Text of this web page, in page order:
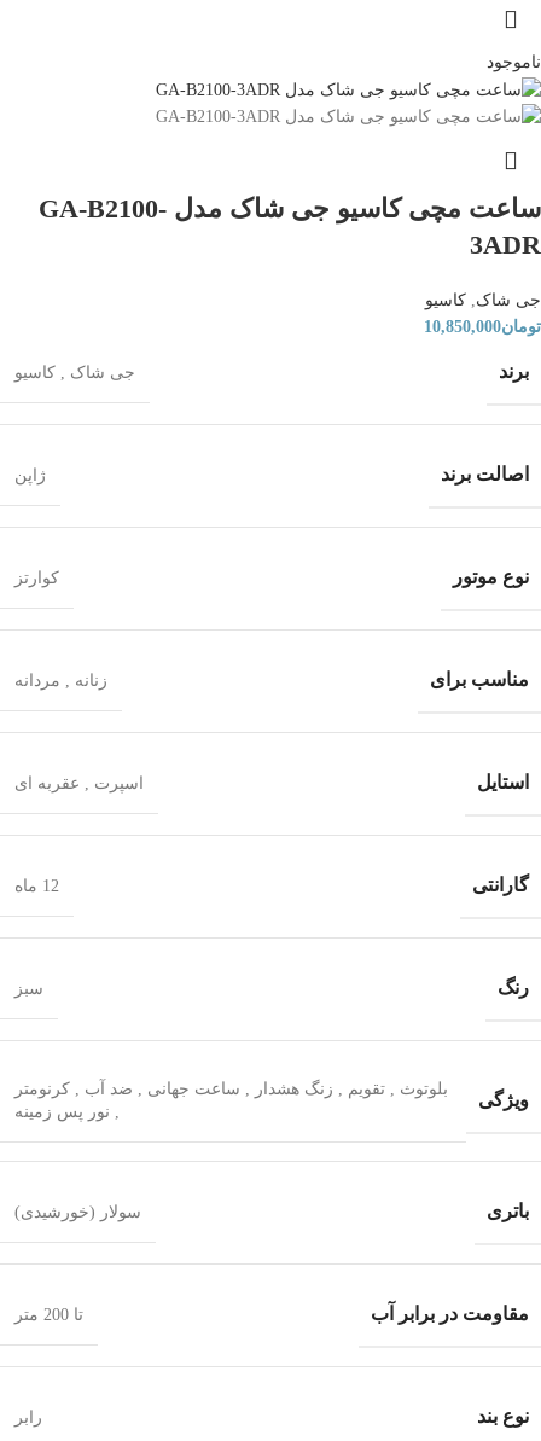
ناموجود
ساعت مچی کاسیو جی شاک مدل GA-B2100-
3ADR
جی شاک, کاسیو
تومان10,850,000
برند جی شاک , کاسیو
اصالت برند ژاپن
نوع موتور کوارتز
مناسب برای زنانه , مردانه
استایل اسپرت , عقربه ای
گارانتی 12 ماه
رنگ سبز
ویژگی بلوتوث , تقویم , زنگ هشدار , ساعت جهانی , ضد آب , کرنومتر
, نور پس زمینه
باتری سولار (خورشیدی)
مقاومت در برابر آب تا 200 متر
نوع بند رابر